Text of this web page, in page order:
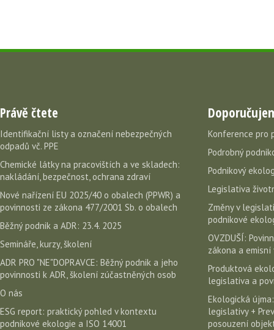
Právě čtete
Identifikační listy a označení nebezpečných
odpadů vč. PPE
Chemické látky na pracovištích a ve skladech:
nakládání, bezpečnost, ochrana zdraví
Nové nařízení EU 2025/40 o obalech (PPWR) a
povinnosti ze zákona 477/2001 Sb. o obalech
Běžný podnik a ADR: 23.4. 2025
Semináře, kurzy, školení
ADR PRO "NE"DOPRAVCE: Běžný podnik a jeho
povinnosti k ADR, školení zúčastněných osob
O nás
ESG report: praktický pohled v kontextu
podnikové ekologie a ISO 14001
Konference pro
Podrobný
Podnikový
Legislativa
Změny v
podnikové
OVZDUŠÍ:
zákona a emisní
Produktová
legislativa a
Ekologická
legislativy +
posouzení